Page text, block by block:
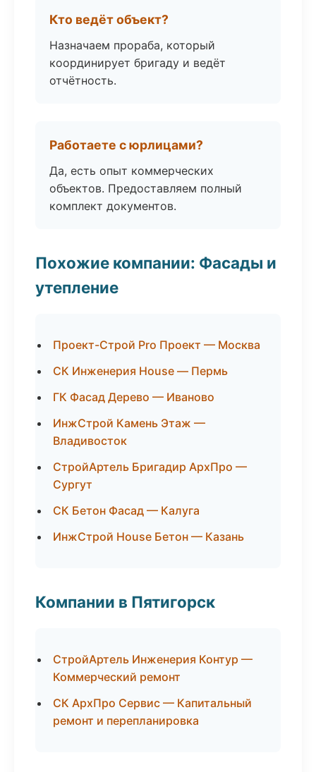
Кто ведёт объект?
Назначаем прораба, который
координирует бригаду и ведёт
отчётность.
Работаете с юрлицами?
Да, есть опыт коммерческих
объектов. Предоставляем полный
комплект документов.
Похожие компании: Фасады и
утепление
Проект-Строй Pro Проект — Москва
СК Инженерия House — Пермь
ГК Фасад Дерево — Иваново
ИнжСтрой Камень Этаж —
Владивосток
СтройАртель Бригадир АрхПро —
Сургут
СК Бетон Фасад — Калуга
ИнжСтрой House Бетон — Казань
Компании в Пятигорск
СтройАртель Инженерия Контур —
Коммерческий ремонт
СК АрхПро Сервис — Капитальный
ремонт и перепланировка